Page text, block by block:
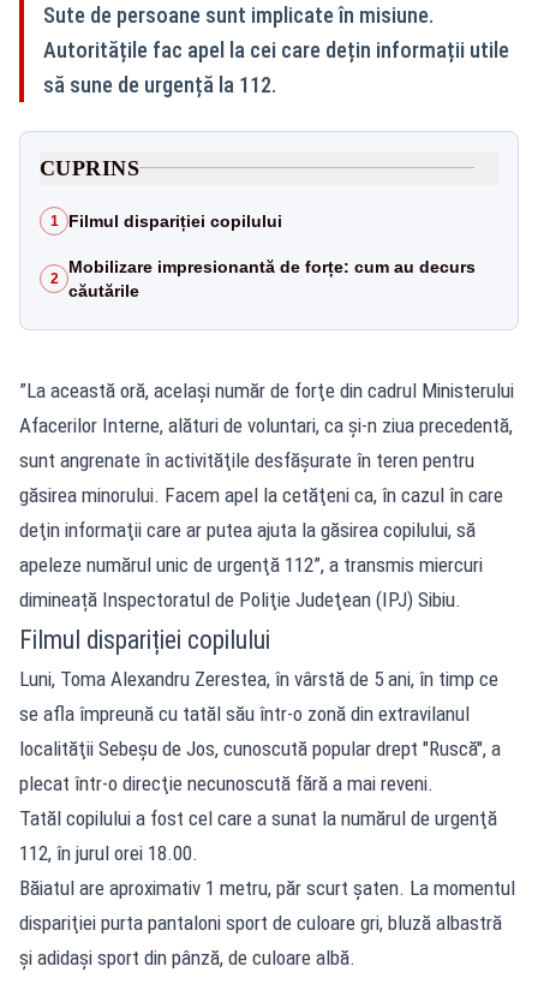
Sute de persoane sunt implicate în misiune.
Autoritățile fac apel la cei care dețin informații utile
să sune de urgență la 112.
CUPRINS
1 Filmul dispariției copilului
2
Mobilizare impresionantă de forțe: cum au decurs
căutările
”La această oră, acelaşi număr de forţe din cadrul Ministerului
Afacerilor Interne, alături de voluntari, ca şi-n ziua precedentă,
sunt angrenate în activităţile desfăşurate în teren pentru
găsirea minorului. Facem apel la cetăţeni ca, în cazul în care
deţin informaţii care ar putea ajuta la găsirea copilului, să
apeleze numărul unic de urgenţă 112”, a transmis miercuri
dimineață Inspectoratul de Poliţie Judeţean (IPJ) Sibiu.
Filmul dispariției copilului
Luni, Toma Alexandru Zerestea, în vârstă de 5 ani, în timp ce
se afla împreună cu tatăl său într-o zonă din extravilanul
localităţii Sebeşu de Jos, cunoscută popular drept "Ruscă", a
plecat într-o direcţie necunoscută fără a mai reveni.
Tatăl copilului a fost cel care a sunat la numărul de urgenţă
112, în jurul orei 18.00.
Băiatul are aproximativ 1 metru, păr scurt şaten. La momentul
dispariţiei purta pantaloni sport de culoare gri, bluză albastră
şi adidaşi sport din pânză, de culoare albă.